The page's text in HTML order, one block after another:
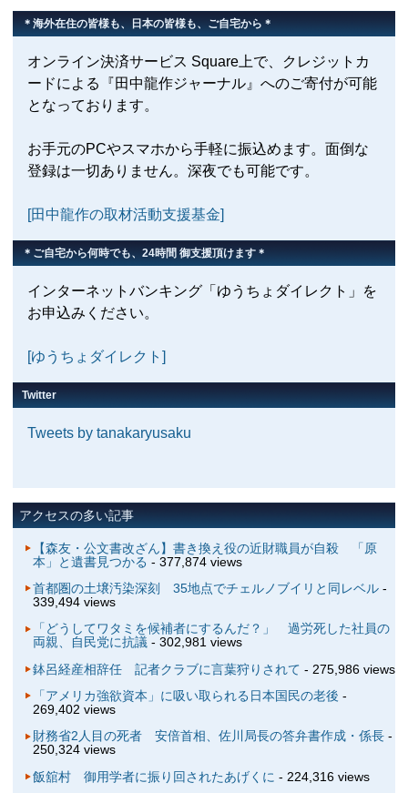
＊海外在住の皆様も、日本の皆様も、ご自宅から＊
オンライン決済サービス Square上で、クレジットカ
ードによる『田中龍作ジャーナル』へのご寄付が可能
となっております。
お手元のPCやスマホから手軽に振込めます。面倒な
登録は一切ありません。深夜でも可能です。
[田中龍作の取材活動支援基金]
＊ご自宅から何時でも、24時間 御支援頂けます＊
インターネットバンキング「ゆうちょダイレクト」を
お申込みください。
[ゆうちょダイレクト]
Twitter
Tweets by tanakaryusaku
アクセスの多い記事
【森友・公文書改ざん】書き換え役の近財職員が自殺 「原
本」と遺書見つかる - 377,874 views
首都圏の土壌汚染深刻 35地点でチェルノブイリと同レベル-
339,494 views
「どうしてワタミを候補者にするんだ？」 過労死した社員の
両親、自民党に抗議- 302,981 views
鉢呂経産相辞任 記者クラブに言葉狩りされて - 275,986 views
「アメリカ強欲資本」に吸い取られる日本国民の老後 -
269,402 views
財務省2人目の死者 安倍首相、佐川局長の答弁書作成・係長-
250,324 views
飯舘村 御用学者に振り回されたあげくに - 224,316 views